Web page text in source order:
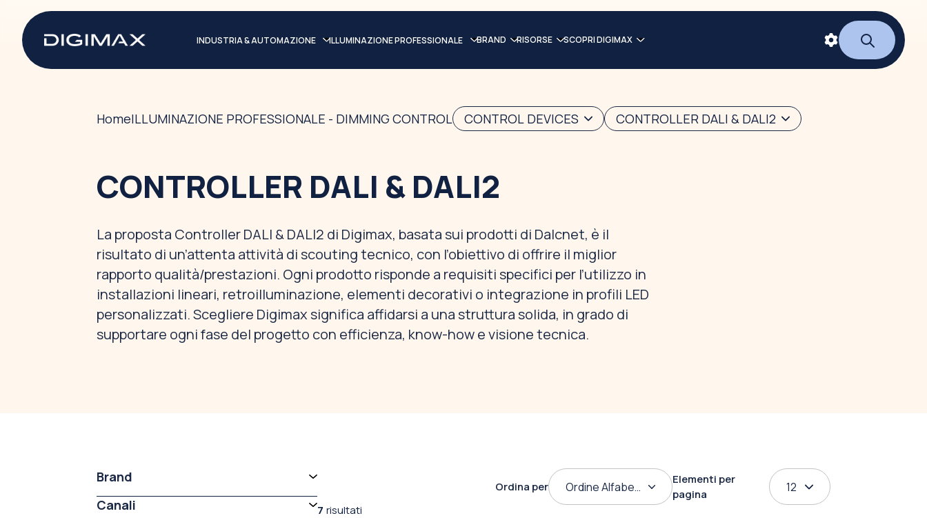
INDUSTRIA & AUTOMAZIONE ILLUMINAZIONE PROFESSIONALE BRAND RISORSE SCOPRI DIGIMAX
HomeILLUMINAZIONE PROFESSIONALE - DIMMING CONTROL CONTROL DEVICES CONTROLLER DALI & DALI2
CONTROLLER DALI & DALI2
La proposta Controller DALI & DALI2 di Digimax, basata sui prodotti di Dalcnet, è il
risultato di un’attenta attività di scouting tecnico, con l’obiettivo di offrire il miglior
rapporto qualità/prestazioni. Ogni prodotto risponde a requisiti specifici per l’utilizzo in
installazioni lineari, retroilluminazione, elementi decorativi o integrazione in profili LED
personalizzati. Scegliere Digimax significa affidarsi a una struttura solida, in grado di
supportare ogni fase del progetto con efficienza, know-how e visione tecnica.
Brand
Canali
7 risultati
Ordina per Ordine Alfabetico
Elementi per
pagina
12